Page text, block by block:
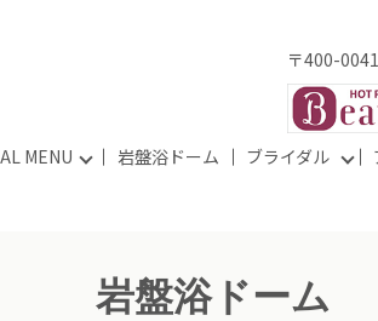
MENU 岩盤浴ドーム ブライダル
〒400-
岩盤浴ドーム